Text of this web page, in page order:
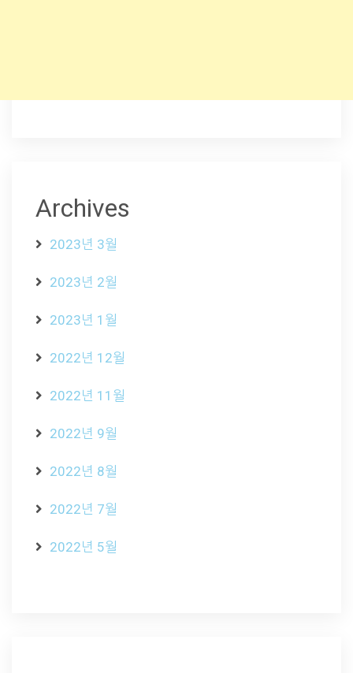
Archives
2023년 3월
2023년 2월
2023년 1월
2022년 12월
2022년 11월
2022년 9월
2022년 8월
2022년 7월
2022년 5월